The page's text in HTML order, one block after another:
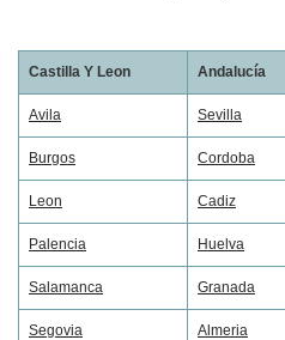
Castilla Y Leon Andalucía
Avila Sevilla
Burgos Cordoba
Leon Cadiz
Palencia Huelva
Salamanca Granada
Segovia Almeria